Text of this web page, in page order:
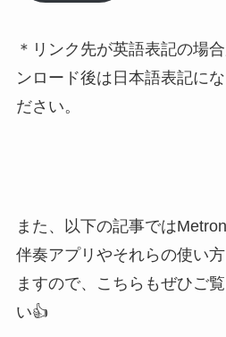
＊リンク先が英語表記の場
ンロード後は日本語表記に
ださい。
また、以下の記事では
伴奏アプリやそれらの使い
ますので、こちらもぜひご
い👍